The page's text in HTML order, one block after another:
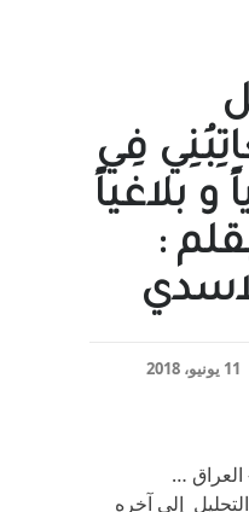
فِي
و بلاغياً
:
11 يونيو، 2018
…
إلى آخره